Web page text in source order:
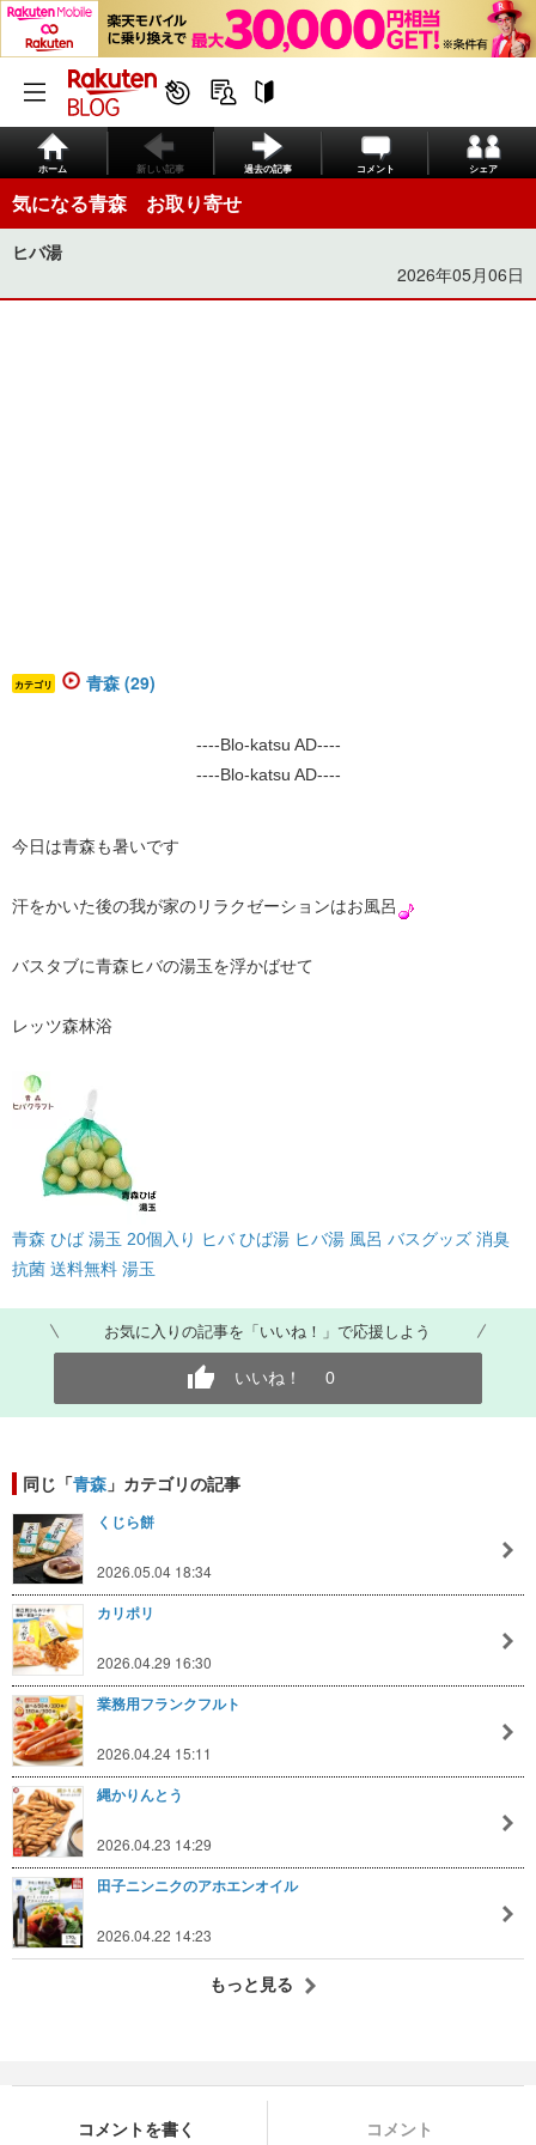
ホーム 新しい記事 過去の記事 コメント シェア
気になる青森 お取り寄せ
ヒバ湯
2026年05月06日
カテゴリ 青森 (29)
----Blo-katsu AD----
----Blo-katsu AD----
今日は青森も暑いです
汗をかいた後の我が家のリラクゼーションはお風呂
バスタブに青森ヒバの湯玉を浮かばせて
レッツ森林浴
青森 ひば 湯玉 20個入り ヒバ ひば湯 ヒバ湯 風呂 バスグッズ 消臭
抗菌 送料無料 湯玉
お気に入りの記事を「いいね！」で応援しよう
いいね！ 0
同じ「青森 」カテゴリの記事
くじら餅
2026.05.04 18:34
カリポリ
2026.04.29 16:30
業務用フランクフルト
2026.04.24 15:11
縄かりんとう
2026.04.23 14:29
田子ニンニクのアホエンオイル
2026.04.22 14:23
もっと見る
コメントを書く コメント